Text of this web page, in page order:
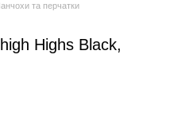
та перчатки
Highs Black,